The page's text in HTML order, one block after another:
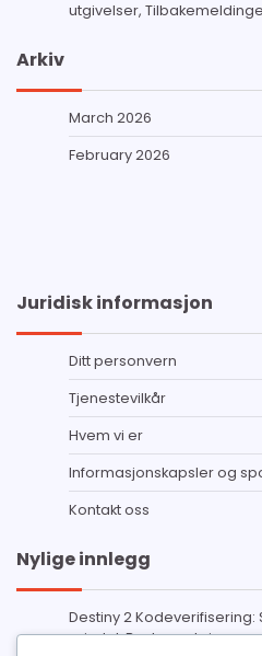
utgivelser,
Arkiv
March 2026
February 2026
Juridisk informasjon
Ditt personvern
Tjenestevilkår
Hvem vi er
Informasjonskapsler og
Kontakt oss
Nylige innlegg
Destiny 2 Kodeverifisering:
svindel, Beste praksis